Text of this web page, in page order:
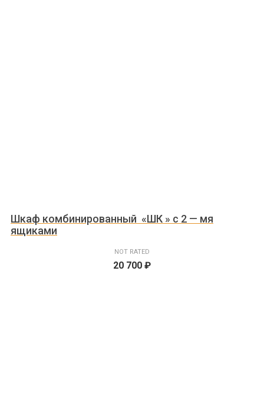
Шкаф комбинированный «ШК » с 2 — мя
ящиками
NOT RATED
20 700 ₽